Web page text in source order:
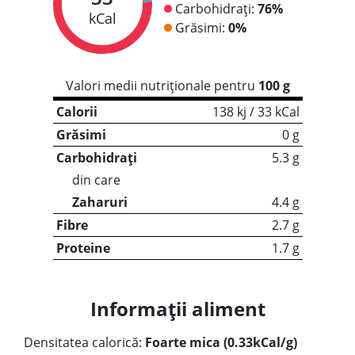
kCal
Carbohidrați: 76%
Grăsimi: 0%
Valori medii nutriționale pentru 100 g
Calorii
138 kj / 33 kCal
Grăsimi
0 g
Carbohidrați
5.3 g
din care
Zaharuri
4.4 g
Fibre
2.7 g
Proteine
1.7 g
Informații aliment
Densitatea calorică: Foarte mica (0.33kCal/g)